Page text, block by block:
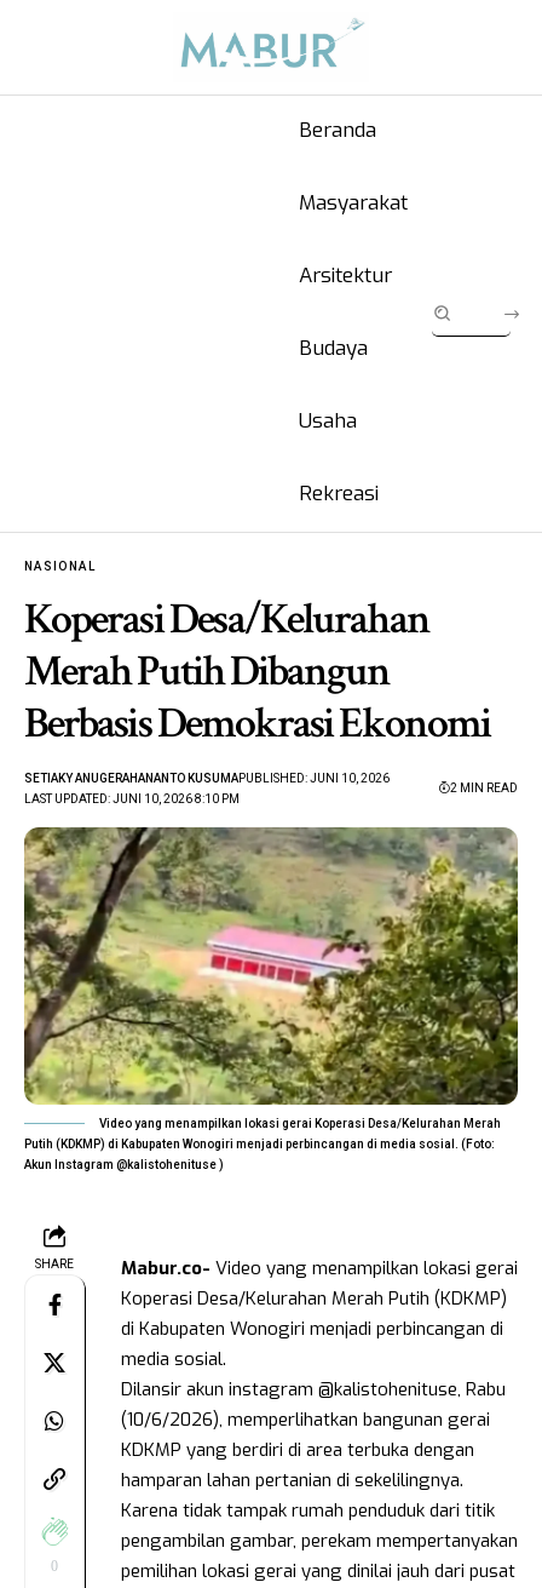
Beranda
Masyarakat
Arsitektur
Budaya
Usaha
Rekreasi
NASIONAL
Koperasi Desa/Kelurahan
Merah Putih Dibangun
Berbasis Demokrasi Ekonomi
LAST UPDATED: JUNI 10, 2026 8:10 PM
SETIAKY ANUGERAHANANTO KUSUMAPUBLISHED: JUNI 10, 2026
2 MIN READ
Video yang menampilkan lokasi gerai Koperasi Desa/Kelurahan Merah
Putih (KDKMP) di Kabupaten Wonogiri menjadi perbincangan di media sosial. (Foto:
Akun Instagram @kalistohenituse )
SHARE
0
Mabur.co- Video yang menampilkan lokasi gerai
Koperasi Desa/Kelurahan Merah Putih (KDKMP)
di Kabupaten Wonogiri menjadi perbincangan di
media sosial.
Dilansir akun instagram @kalistohenituse, Rabu
(10/6/2026), memperlihatkan bangunan gerai
KDKMP yang berdiri di area terbuka dengan
hamparan lahan pertanian di sekelilingnya.
Karena tidak tampak rumah penduduk dari titik
pengambilan gambar, perekam mempertanyakan
pemilihan lokasi gerai yang dinilai jauh dari pusat